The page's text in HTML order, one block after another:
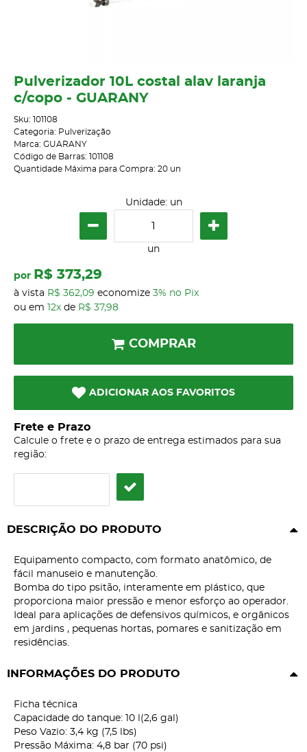
Pulverizador 10L costal alav laranja
c/copo - GUARANY
Sku: 101108
Categoria: Pulverização
Marca: GUARANY
Código de Barras: 101108
Quantidade Máxima para Compra: 20 un
Unidade: un
un
por R$ 373,29
à vista R$ 362,09 economize 3% no Pix
ou em
12x de R$ 37,98
COMPRAR
ADICIONAR AOS FAVORITOS
Frete e Prazo
Calcule o frete e o prazo de entrega estimados para sua
região:
DESCRIÇÃO DO PRODUTO
Equipamento compacto, com formato anatômico, de
fácil manuseio e manutenção.
Bomba do tipo psitão, interamente em plástico, que
proporciona maior pressão e menor esforço ao operador.
Ideal para aplicações de defensivos químicos, e orgânicos
em jardins , pequenas hortas, pomares e sanitização em
residências.
INFORMAÇÕES DO PRODUTO
Ficha técnica
Capacidade do tanque: 10 l(2,6 gal)
Peso Vazio: 3,4 kg (7,5 lbs)
Pressão Máxima: 4,8 bar (70 psi)